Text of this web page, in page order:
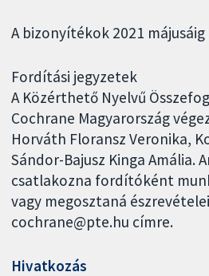
A bizonyítékok 2021
Fordítási jegyzetek
A Közérthető Nyelvű
Cochrane Magyarország
Horváth Floransz Veronika,
Sándor-Bajusz Kinga Amália.
csatlakozna fordítóként
vagy megosztaná
cochrane@pte.hu címre.
Hivatkozás